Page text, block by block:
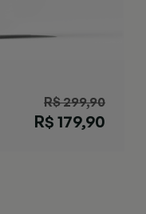
R$ 299,90
R$ 179,90